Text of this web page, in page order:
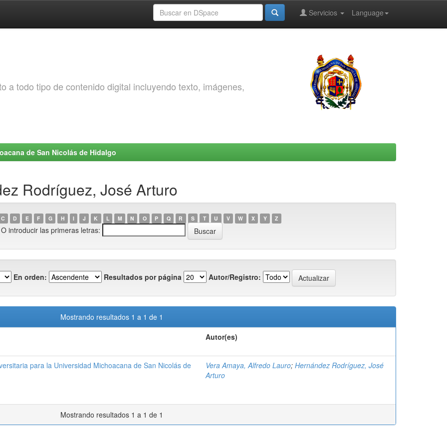
Language
Servicios
a todo tipo de contenido digital incluyendo texto, imágenes,
de San Nicolás de Hidalgo
Rodríguez, José Arturo
C D E F G H I J K L M N O P Q R S T U V W X Y Z
O introducir las primeras letras:
En orden: Resultados por página Autor/Registro:
Mostrando resultados 1 a 1 de 1
Autor(es)
para la Universidad Michoacana de San Nicolás de
Vera Amaya, Alfredo Lauro; Hernández Rodríguez, José
Arturo
Mostrando resultados 1 a 1 de 1